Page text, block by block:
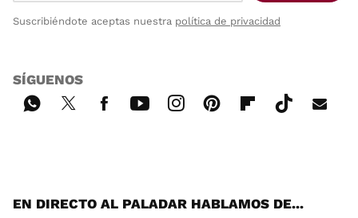
Suscribiéndote aceptas nuestra política de privacidad
SÍGUENOS
EN DIRECTO AL PALADAR HABLAMOS DE...